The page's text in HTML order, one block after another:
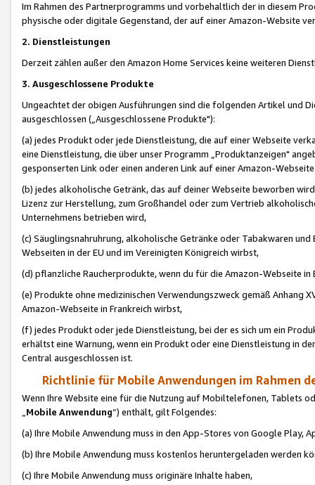
Im Rahmen des Partnerprogramms und vorbehaltlich der in diesem
physische oder digitale Gegenstand, der auf einer Amazon-Website
2. Dienstleistungen
Derzeit zählen außer den Amazon Home Services keine weiteren
3. Ausgeschlossene Produkte
Ungeachtet der obigen Ausführungen sind die folgenden Artikel und
ausgeschlossen („Ausgeschlossene Produkte"):
(a) jedes Produkt oder jede Dienstleistung, die auf einer Webseite
eine Dienstleistung, die über unser Programm „Produktanzeigen"
gesponserten Link oder einen anderen Link auf einer Amazon-
(b) jedes alkoholische Getränk, das auf deiner Webseite beworben
Lizenz zur Herstellung, zum Großhandel oder zum Vertrieb
Unternehmens betrieben wird,
(c) Säuglingsnahruhrung, alkoholische Getränke oder Tabakwaren
Webseiten in der EU und im Vereinigten Königreich wirbst,
(d) pflanzliche Raucherprodukte, wenn du für die Amazon-Webseite in
(e) Produkte ohne medizinischen Verwendungszweck gemäß Anhang
Amazon-Webseite in Frankreich wirbst,
(f) jedes Produkt oder jede Dienstleistung, bei der es sich um ein
erhältst eine Warnung, wenn ein Produkt oder eine Dienstleistung in
Central ausgeschlossen ist.
Richtlinie für Mobile Anwendungen im Rahmen
Wenn Ihre Website eine für die Nutzung auf Mobiltelefonen, Tablets
„Mobile Anwendung“) enthält, gilt Folgendes:
(a) Ihre Mobile Anwendung muss in den App-Stores von Google Play,
(b) Ihre Mobile Anwendung muss kostenlos heruntergeladen werden
(c) Ihre Mobile Anwendung muss originäre Inhalte haben,